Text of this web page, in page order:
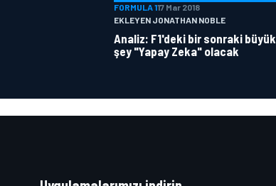
FORMULA 117 Mar 2018
EKLEYEN JONATHAN NOBLE
Analiz: F1'deki bir sonraki büyük
şey "Yapay Zeka" olacak